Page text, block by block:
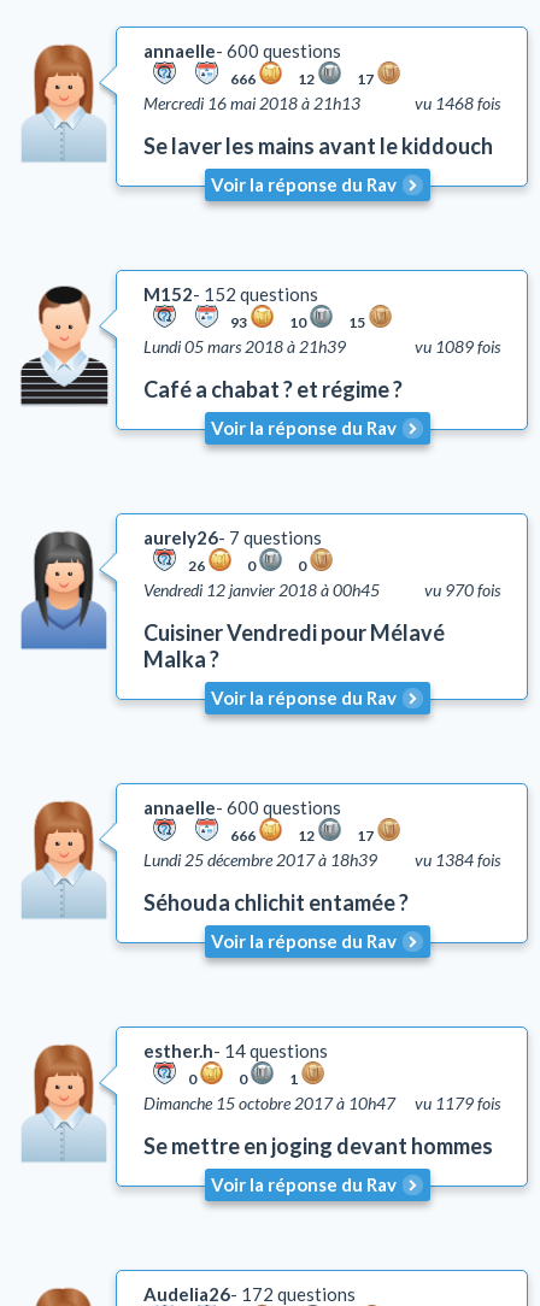
annaelle 600 questions
666 12 17
vu 1468 fois
Mercredi 16 mai 2018 à 21h13
Se laver les mains avant le kiddouch
Voir la réponse du Rav
M152 152 questions
93 10 15
vu 1089 fois
Lundi 05 mars 2018 à 21h39
Café a chabat ? et régime ?
Voir la réponse du Rav
aurely26 7 questions
26 0 0
vu 970 fois
Vendredi 12 janvier 2018 à 00h45
Cuisiner Vendredi pour Mélavé
Malka ?
Voir la réponse du Rav
annaelle 600 questions
666 12 17
vu 1384 fois
Lundi 25 décembre 2017 à 18h39
Séhouda chlichit entamée ?
Voir la réponse du Rav
esther.h 14 questions
0 0 1
vu 1179 fois
Dimanche 15 octobre 2017 à 10h47
Se mettre en joging devant hommes
Voir la réponse du Rav
Audelia26 172 questions